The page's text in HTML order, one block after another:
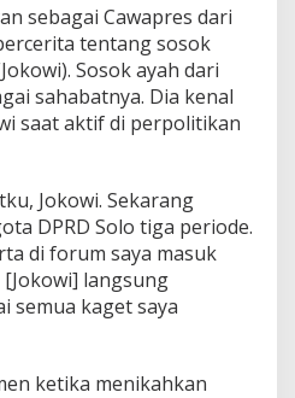
sebagai Cawapres dari
tentang sosok
Sosok ayah dari
sahabatnya. Dia kenal
saat aktif di perpolitikan
Jokowi. Sekarang
DPRD Solo tiga periode.
di forum saya masuk
langsung
semua kaget saya
ketika menikahkan